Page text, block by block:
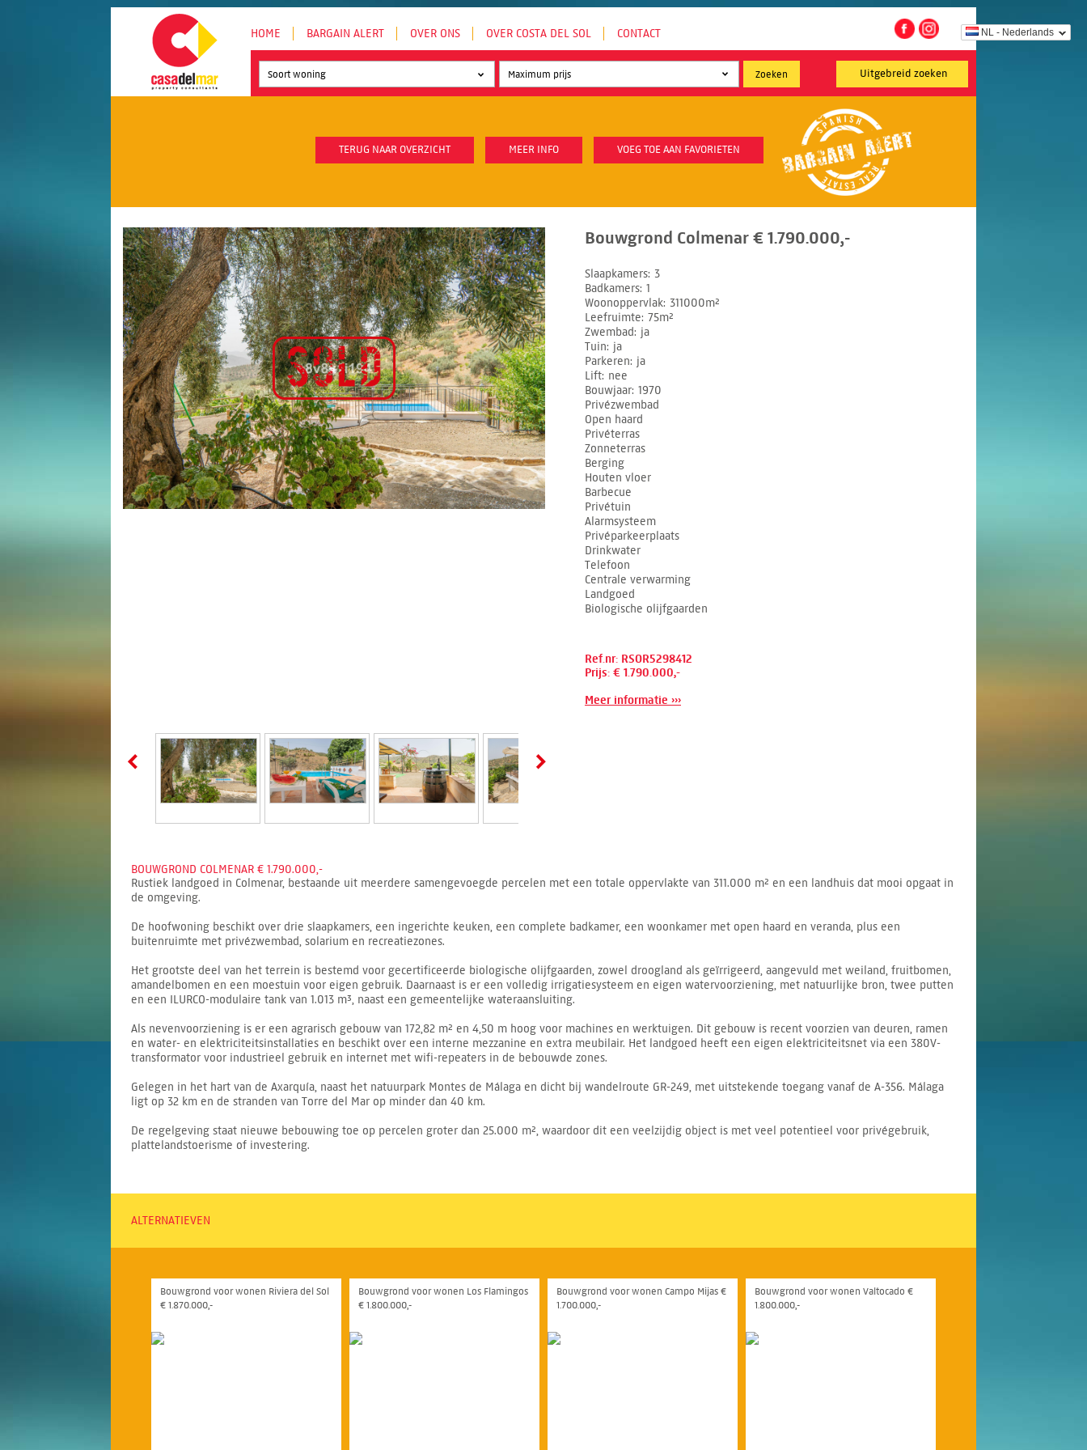
NL - Nederlands
HOME BARGAIN ALERT OVER ONS OVER COSTA DEL SOL CONTACT
Uitgebreid zoeken
Soort woning
TERUG NAAR OVERZICHT MEER INFO VOEG TOE AAN FAVORIETEN
Bouwgrond Colmenar € 1.790.000,-
Slaapkamers 3
Badkamers 1
Woonoppervlak 311000m²
Leefruimte 75m²
Zwembad
ja
Tuin ja
Parkeren ja
Lift nee
Bouwjaar 1970
Privézwembad
Open haard
Privéterras
Zonneterras
Berging
Houten vloer
Barbecue
Privétuin
Alarmsysteem
Privéparkeerplaats
Drinkwater
Telefoon
Centrale verwarming
Landgoed
Biologische olijfgaarden
Ref.nr: RSOR5298412
Prijs: € 1.790.000,-
Meer informatie ›››
BOUWGROND COLMENAR € 1.790.000,-
Rustiek landgoed in Colmenar, bestaande uit meerdere samengevoegde percelen met een totale oppervlakte van 311.000 m² en een landhuis dat mooi opgaat in
de omgeving.
De hoofwoning beschikt over drie slaapkamers, een ingerichte keuken, een complete badkamer, een woonkamer met open haard en veranda, plus een
buitenruimte met privézwembad, solarium en recreatiezones.
Het grootste deel van het terrein is bestemd voor gecertificeerde biologische olijfgaarden, zowel droogland als geïrrigeerd, aangevuld met weiland, fruitbomen,
amandelbomen en een moestuin voor eigen gebruik. Daarnaast is er een volledig irrigatiesysteem en eigen watervoorziening, met natuurlijke bron, twee putten
en een ILURCO-modulaire tank van 1.013 m³, naast een gemeentelijke wateraansluiting.
Als nevenvoorziening is er een agrarisch gebouw van 172,82 m² en 4,50 m hoog voor machines en werktuigen. Dit gebouw is recent voorzien van deuren, ramen
en water- en elektriciteitsinstallaties en beschikt over een interne mezzanine en extra meubilair. Het landgoed heeft een eigen elektriciteitsnet via een 380V-
transformator voor industrieel gebruik en internet met wifi-repeaters in de bebouwde zones.
Gelegen in het hart van de Axarquía, naast het natuurpark Montes de Málaga en dicht bij wandelroute GR-249, met uitstekende toegang vanaf de A-356. Málaga
ligt op 32 km en de stranden van Torre del Mar op minder dan 40 km.
De regelgeving staat nieuwe bebouwing toe op percelen groter dan 25.000 m², waardoor dit een veelzijdig object is met veel potentieel voor privégebruik,
plattelandstoerisme of investering.
ALTERNATIEVEN
Bouwgrond voor wonen Riviera del Sol
€ 1.870.000,-
Bouwgrond voor wonen Los Flamingos
€ 1.800.000,-
Bouwgrond voor wonen Campo Mijas €
1.700.000,-
Bouwgrond voor wonen Valtocado €
1.800.000,-